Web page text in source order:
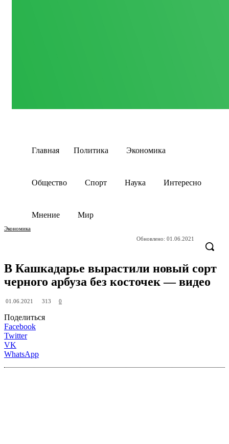
Главная Политика Экономика
Общество Спорт Наука Интересно
Мнение Мир
Экономика
Обновлено: 01.06.2021
В Кашкадарье вырастили новый сорт
черного арбуза без косточек — видео
01.06.2021 313 0
Поделиться
Facebook
Twitter
VK
WhatsApp